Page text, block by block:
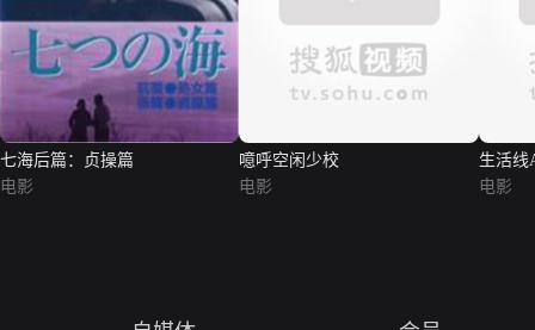
七海后篇：贞操篇
电影
噫呼空闲少校
电影
生活线
电影